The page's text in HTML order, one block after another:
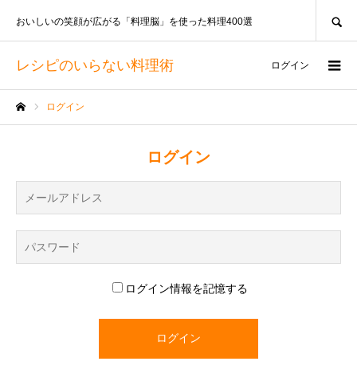
レシピのいらない料理術
おいしいの笑顔が広がる「料理脳」を使った料理400選
ログイン
ログイン
ログイン
ログイン情報を記憶する